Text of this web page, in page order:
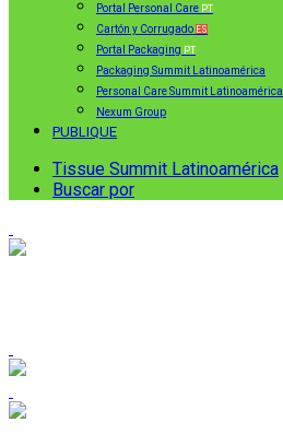
Portal Personal Care PT
Cartón y Corrugado ES
Portal Packaging PT
Packaging Summit Latinoamérica
Personal Care Summit Latinoamérica
Nexum Group
PUBLIQUE
Tissue Summit Latinoamérica
Buscar por